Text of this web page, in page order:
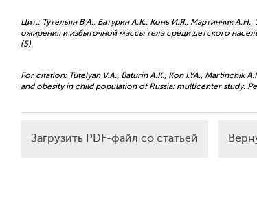
Цит.: Тутельян В.А., Батурин А.К., Конь И.Я., Мартинчик
ожирения и избыточной массы тела среди детского
(5).
For citation: Tutelyan V.A., Baturin A.K., Kon I.YA., Martinchik
and obesity in child population of Russia: multicenter study.
Загрузить PDF-файл со статьей